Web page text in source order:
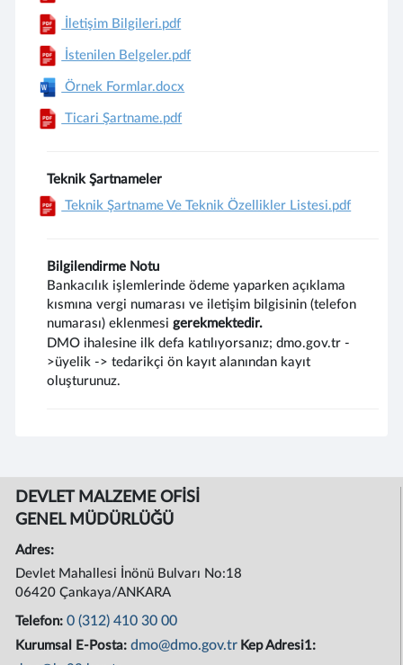
İletişim Bilgileri.pdf
İstenilen Belgeler.pdf
Örnek Formlar.docx
Ticari Şartname.pdf
Teknik Şartnameler
Teknik Şartname Ve Teknik Özellikler Listesi.pdf
Bilgilendirme Notu
Bankacılık işlemlerinde ödeme yaparken açıklama
kısmına vergi numarası ve iletişim bilgisinin (telefon
numarası) eklenmesigerekmektedir.
DMO ihalesine ilk defa katılıyorsanız; dmo.gov.tr -
>üyelik -> tedarikçi ön kayıt alanından kayıt
oluşturunuz.
DEVLET MALZEME OFİSİ
GENEL MÜDÜRLÜĞÜ
Adres:
Devlet Mahallesi İnönü Bulvarı No:18
06420 Çankaya/ANKARA
Telefon:0 (312) 410 30 00
Kurumsal E-Posta:dmo@dmo.gov.tr Kep Adresi1: